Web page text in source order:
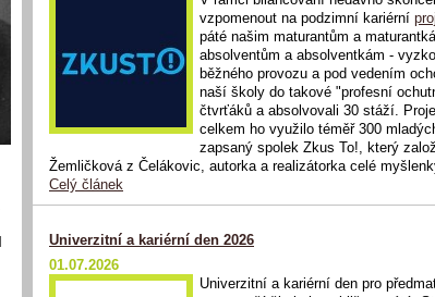
vzpomenout na podzimní kariérní
páté našim maturantům a
absolventům a absolventkám -
běžného provozu a pod vedením
naší školy do takové "profesní
čtvrťáků a absolvovali 30 stáží.
celkem ho využilo téměř 300
zapsaný spolek Zkus To!, který
Žemličková z Čelákovic, autorka a realizátorka celé
Celý článek
Univerzitní a kariérní den 2026
01.07.2026
Univerzitní a kariérní den pro